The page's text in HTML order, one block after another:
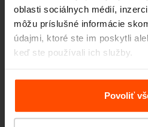
oblasti sociálnych médií,
môžu príslušné informácie
údajmi, ktoré ste im poskytli
keď ste používali ich služby.
Viac informácií nájdete na
Povoliť
Seattle – Popup